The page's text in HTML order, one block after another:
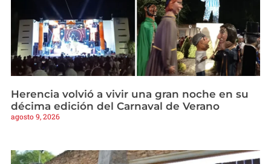
Herencia volvió a vivir una gran noche en su
décima edición del Carnaval de Verano
agosto 9, 2026